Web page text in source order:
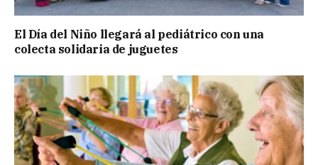
El Día del Niño llegará al pediátrico con una
colecta solidaria de juguetes